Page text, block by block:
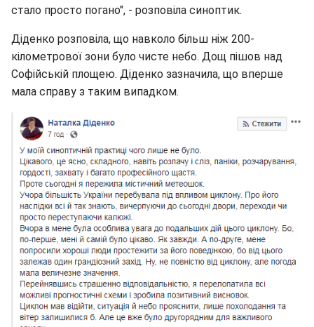
стало просто погано", - розповіла синоптик.
Діденко розповіла, що навколо більш ніж 200-
кілометрової зони було чисте небо. Дощ пішов над
Софійській площею. Діденко зазначила, що вперше
мала справу з таким випадком.